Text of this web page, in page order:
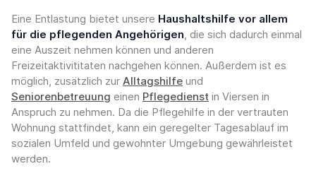
Eine Entlastung bietet unsere Haushaltshilfe vor allem
für die pflegenden Angehörigen, die sich dadurch einmal
eine Auszeit nehmen können und anderen
Freizeitaktivititaten nachgehen können. Außerdem ist es
möglich, zusätzlich zur Alltagshilfe und
Seniorenbetreuung einen Pflegedienst in Viersen in
Anspruch zu nehmen. Da die Pflegehilfe in der vertrauten
Wohnung stattfindet, kann ein geregelter Tagesablauf im
sozialen Umfeld und gewohnter Umgebung gewährleistet
werden.